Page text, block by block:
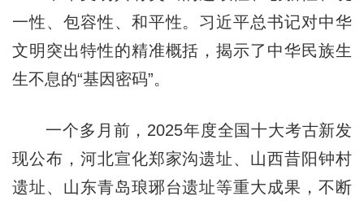
一性、包容性、和平性。习近平总书记对中华
文明突出特性的精准概括，揭示了中华民族生
生不息的“基因密码”。
一个多月前，2025年度全国十大考古新发
现公布，河北宣化郑家沟遗址、山西昔阳钟村
遗址、山东青岛琅琊台遗址等重大成果，不断